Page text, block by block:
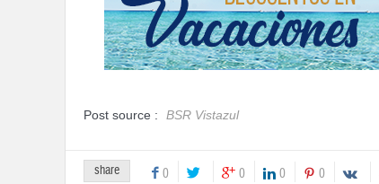
Post source : BSR Vistazul
share 0 0 0 0